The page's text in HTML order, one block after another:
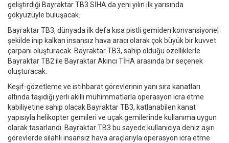
geliştirdiği Bayraktar TB3 SİHA da yeni yılın ilk yarısında
gökyüzüyle buluşacak.
Bayraktar TB3, dünyada ilk defa kısa pistli gemiden konvansiyonel
şekilde inip kalkan insansız hava aracı olarak çok büyük bir kuvvet
çarpanı oluşturacak. Bayraktar TB3, sahip olduğu özelliklerle
Bayraktar TB2 ile Bayraktar Akıncı TİHA arasında bir seçenek
oluşturacak.
Keşif-gözetleme ve istihbarat görevlerinin yanı sıra kanatları
altında taşıdığı yerli akıllı mühimmatlarla operasyon icra etme
kabiliyetine sahip olacak Bayraktar TB3, katlanabilen kanat
yapısıyla helikopter gemileri ve uçak gemilerinde kullanıma uygun
olarak tasarlandı. Bayraktar TB3 bu sayede kullanıcıya deniz aşırı
görevlerde silahlı insansız hava araçlarıyla operasyon icra etme